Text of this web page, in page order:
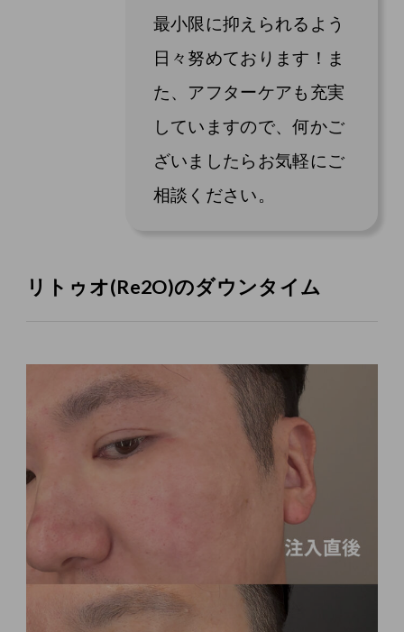
最小限に抑えられるよう
日々努めております！ま
た、アフターケアも充実
していますので、何かご
ざいましたらお気軽にご
相談ください。
リトゥオ(Re2O)のダウンタイム